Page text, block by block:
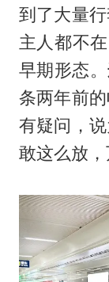
到了大量
主人都不
早期形态。
条两年前
有疑问，
敢这么放，